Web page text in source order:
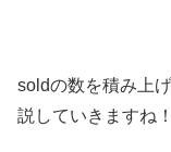
soldの数を積み上
説していきますね！